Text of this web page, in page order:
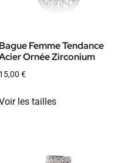
Bague Femme Tendance
Ornée Zirconium
15,00 €
les tailles